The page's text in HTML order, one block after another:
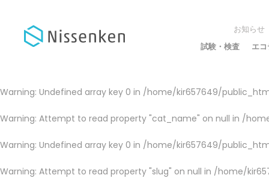
お知らせ
試験・検査
エ
Warning: Undefined array key 0 in /home/kir657649/
Warning: Attempt to read property "cat_name" on null in /
Warning: Undefined array key 0 in /home/kir657649/
Warning: Attempt to read property "slug" on null in /home/